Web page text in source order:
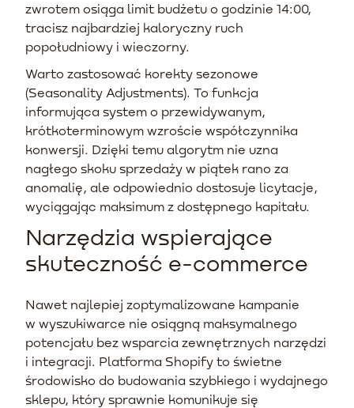
zwrotem osiąga limit budżetu o godzinie 14:00,
tracisz najbardziej kaloryczny ruch
popołudniowy i wieczorny.
Warto zastosować korekty sezonowe
(Seasonality Adjustments). To funkcja
informująca system o przewidywanym,
krótkoterminowym wzroście współczynnika
konwersji. Dzięki temu algorytm nie uzna
nagłego skoku sprzedaży w piątek rano za
anomalię, ale odpowiednio dostosuje licytacje,
wyciągając maksimum z dostępnego kapitału.
Narzędzia wspierające
skuteczność e-commerce
Nawet najlepiej zoptymalizowane kampanie
w wyszukiwarce nie osiągną maksymalnego
potencjału bez wsparcia zewnętrznych narzędzi
i integracji. Platforma Shopify to świetne
środowisko do budowania szybkiego i wydajnego
sklepu, który sprawnie komunikuje się